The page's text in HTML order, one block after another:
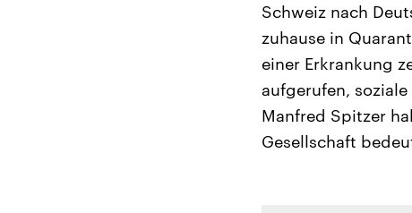
Schweiz nach
zuhause in
einer Erkrankung
aufgerufen,
Manfred Spitzer
Gesellschaft